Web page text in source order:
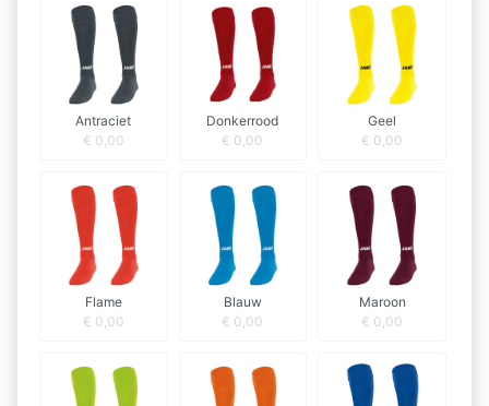
Antraciet
€ 0,00
Donkerrood
€ 0,00
Geel
€ 0,00
Flame
€ 0,00
Blauw
€ 0,00
Maroon
€ 0,00